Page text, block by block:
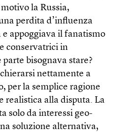
la Russia,
perdita d’influenza
e appoggiava il fanatismo
conservatrici in
bisognava stare?
nettamente a
per la semplice ragione
realistica alla disputa. La
solo da interessi geo­
soluzione alternativa,